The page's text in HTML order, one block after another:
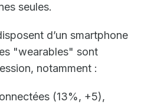
seules.
d’un smartphone
"wearables" sont
notamment :
(13%, +5),